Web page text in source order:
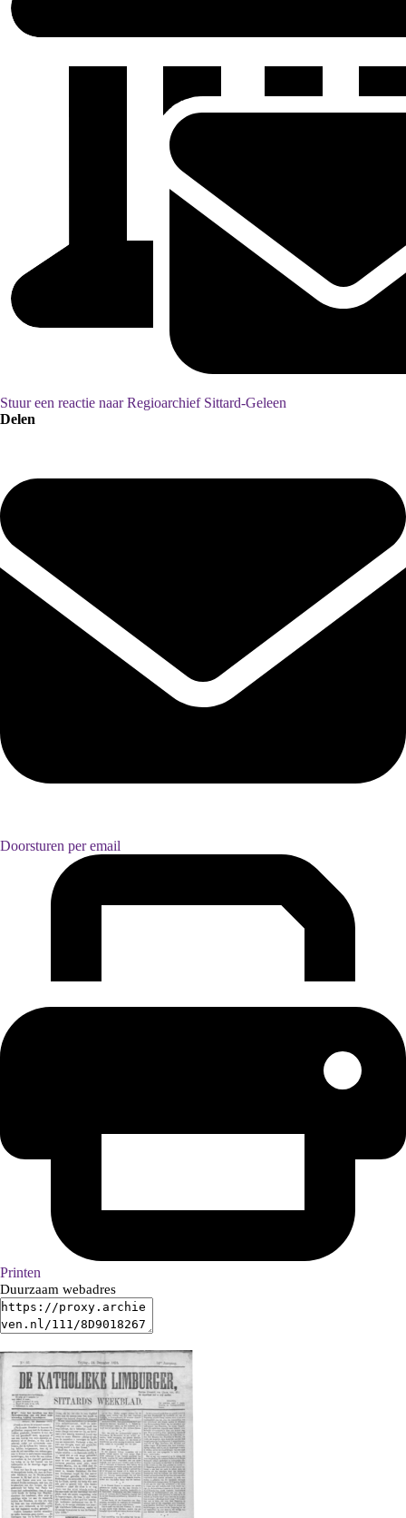
Stuur een reactie naar Regioarchief Sittard-Geleen
Delen
Doorsturen per email
Printen
Duurzaam webadres